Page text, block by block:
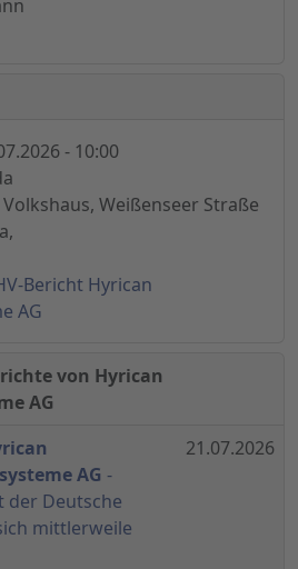
- 10:00
Volkshaus, Weißenseer Straße
Bericht Hyrican
AG
von Hyrican
AG
AG -
der Deutsche
mittlerweile
21.07.2026